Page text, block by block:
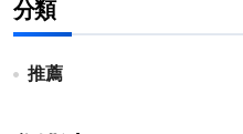
分類
推薦